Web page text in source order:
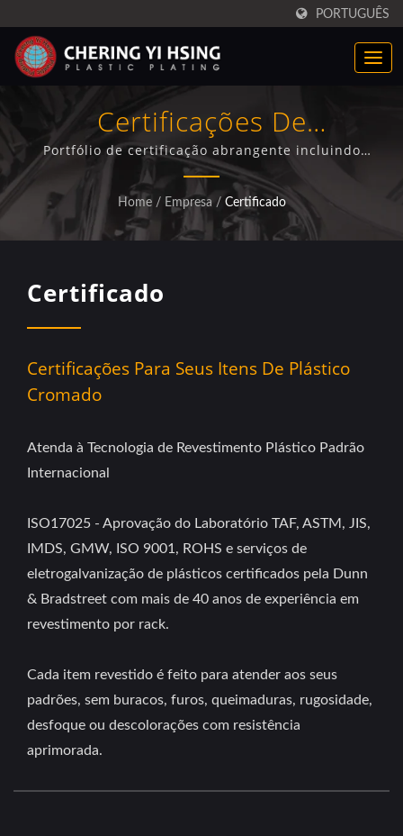
PORTUGUÊS
Certificações De
Eletrodeposição De Plástico
De Padrão Internacional
Portfólio de certificação abrangente incluindo
aprovação de laboratório TAF ISO/IEC 17025, ASTM, JIS,
IMDS, GMW, ISO 9001 e conformidade RoHS para
serviços de eletrodeposição de qualidade superior.
Home / Empresa / Certificado
Certificado
Certificações Para Seus Itens De Plástico
Cromado
Atenda à Tecnologia de Revestimento Plástico Padrão
Internacional
ISO17025 - Aprovação do Laboratório TAF, ASTM, JIS,
IMDS, GMW, ISO 9001, ROHS e serviços de
eletrogalvanização de plásticos certificados pela Dunn
& Bradstreet com mais de 40 anos de experiência em
revestimento por rack.
Cada item revestido é feito para atender aos seus
padrões, sem buracos, furos, queimaduras, rugosidade,
desfoque ou descolorações com resistência
aprimorada.